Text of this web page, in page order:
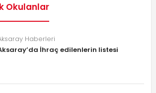
Okulanlar
Haberleri
İhraç edilenlerin listesi